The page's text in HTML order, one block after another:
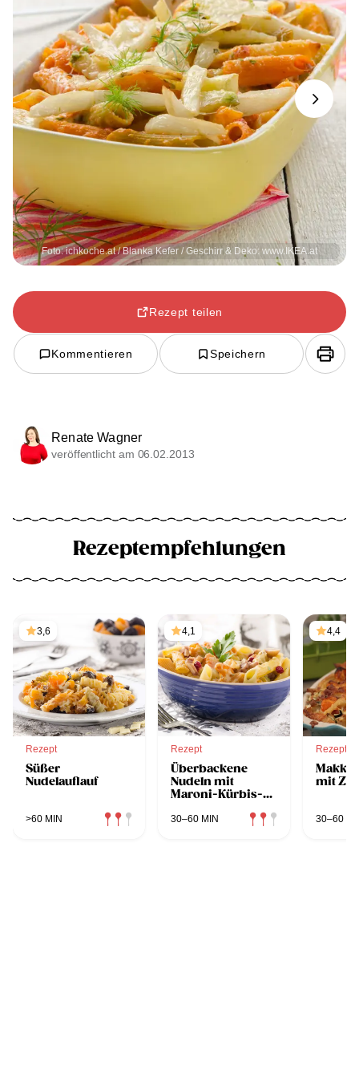
Foto: ichkoche.at / Blanka Kefer / Geschirr & Deko: www.IKEA.at
Next
Rezept teilen
Kommentieren Speichern
Renate Wagner
veröffentlicht am 06.02.2013
Rezeptempfehlungen
3,6
Rezept
Süßer
Nudelauflauf
>60 MIN
4,1
Rezept
Überbackene
Nudeln mit
Maroni-Kürbis-
30–60 MIN
4,4
Rezept
mit
30–60